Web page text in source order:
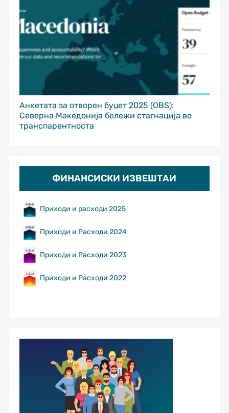
Анкетата за отворен буџет 2025 (OBS):
Северна Македонија бележи стагнација во
транспарентноста
ФИНАНСИСКИ ИЗВЕШТАИ
Приходи и расходи 2025
Приходи и Расходи 2024
Приходи и Расходи 2023
Приходи и Расходи 2022